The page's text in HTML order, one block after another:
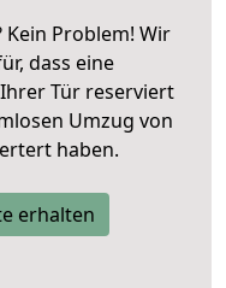
Problem! Wir
dass eine
Tür reserviert
Umzug von
haben.
erhalten